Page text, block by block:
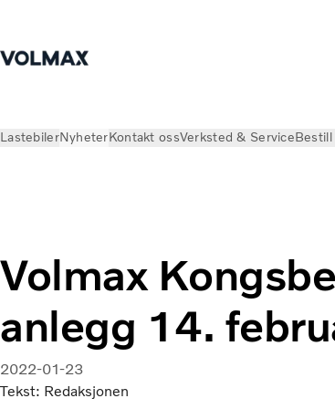
LastebilerNyheterKontakt ossVerksted & ServiceBestill
Volmax
anlegg 14.
2022-01-23
Tekst: Redaksjonen